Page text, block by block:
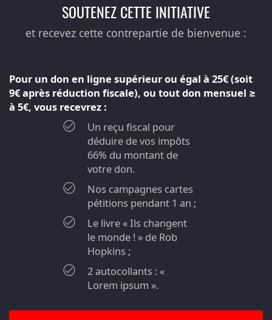
SOUTENEZ CETTE INITIATIVE
et recevez cette contrepartie de bienvenue :
Pour un don en ligne supérieur ou égal à 25€ (soit
9€ après réduction fiscale), ou tout don mensuel ≥
à 5€, vous recevrez :
Un reçu fiscal pour
déduire de vos impôts
66% du montant de
votre don.
Nos campagnes cartes
pétitions pendant 1 an ;
Le livre « Ils changent
le monde ! » de Rob
Hopkins ;
2 autocollants : «
Lorem ipsum ».